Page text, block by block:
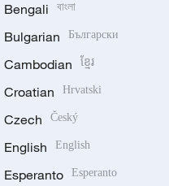
Bengali বাংলা
Bulgarian Български
Cambodian ខ្មែរ
Croatian Hrvatski
Czech Český
English English
Esperanto Esperanto